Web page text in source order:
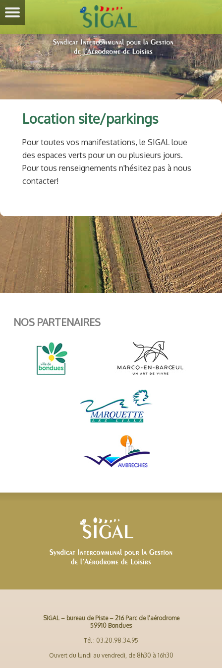
Location site/parkings
Pour toutes vos manifestations, le SIGAL loue
des espaces verts pour un ou plusieurs jours.
Pour tous renseignements n'hésitez pas à nous
contacter!
NOS PARTENAIRES
SIGAL – bureau de Piste – 216 Parc de l’aérodrome
59910 Bondues
Tél : 03.20.98.34.95
Ouvert du lundi au vendredi, de 8h30 à 16h30